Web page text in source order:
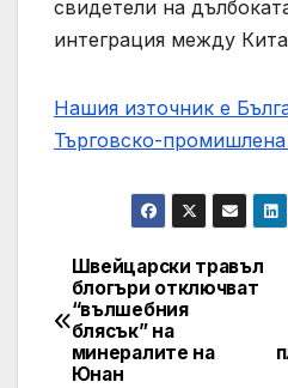
свидетели на
интеграция между
Нашия източник е
Търговско-промишлена
Post
navigation
Швейцарски травъл
блогъри отключват
“вълшебния
блясък” на
минералите на
Юнан